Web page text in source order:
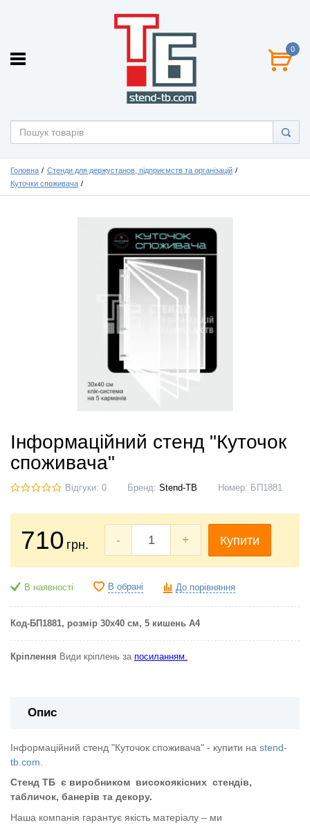
0
Головна
Стенди для держустанов, підприємств та організацій
Куточки споживача
Інформаційний стенд "Куточок
споживача"
Відгуки: 0 Бренд: Stend-TB Номер: БП1881
710 грн. - + Купити
В наявності В обрані До порівняння
Код-БП1881, розмір 30х40 см, 5 кишень А4
Кріплення Види кріплень за посиланням.
Опис
Інформаційний стенд "Куточок споживача" - купити на stend-
tb.com.
Стенд ТБ є виробником високоякісних стендів,
табличок, банерів та декору.
Наша компанія гарантує якість матеріалу – ми